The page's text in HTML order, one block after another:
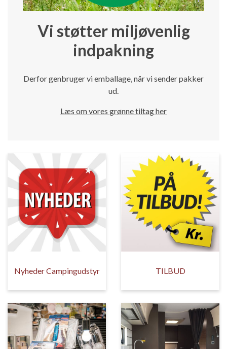
Vi støtter miljøvenlig
indpakning
Derfor genbruger vi emballage, når vi sender pakker
ud.
Læs om vores grønne tiltag her
Nyheder Campingudstyr TILBUD